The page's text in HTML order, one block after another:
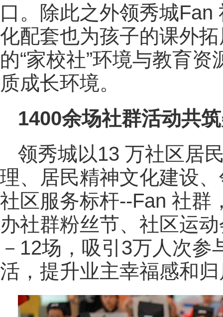
口。除此之外领秀城
化配套也为孩子的课外
的“家校社”环境与教育
质成长环境。
1400余场社群活动共
领秀城以13 万社区居
理、居民精神文化建设
社区服务标杆--Fan 社群
办社群粉丝节、社区运
－12场，吸引3万人次
活，提升业主幸福感和